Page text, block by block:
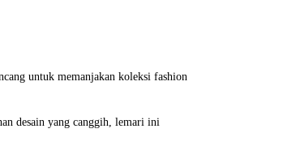
untuk memanjakan koleksi fashion
desain yang canggih, lemari ini